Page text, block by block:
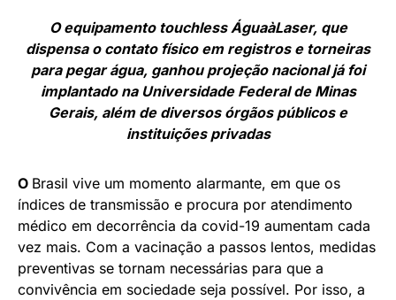
O equipamento touchless ÁguaàLaser, que
dispensa o contato físico em registros e torneiras
para pegar água, ganhou projeção nacional já foi
implantado na Universidade Federal de Minas
Gerais, além de diversos órgãos públicos e
instituições privadas
O Brasil vive um momento alarmante, em que os
índices de transmissão e procura por atendimento
médico em decorrência da covid-19 aumentam cada
vez mais. Com a vacinação a passos lentos, medidas
preventivas se tornam necessárias para que a
convivência em sociedade seja possível. Por isso, a